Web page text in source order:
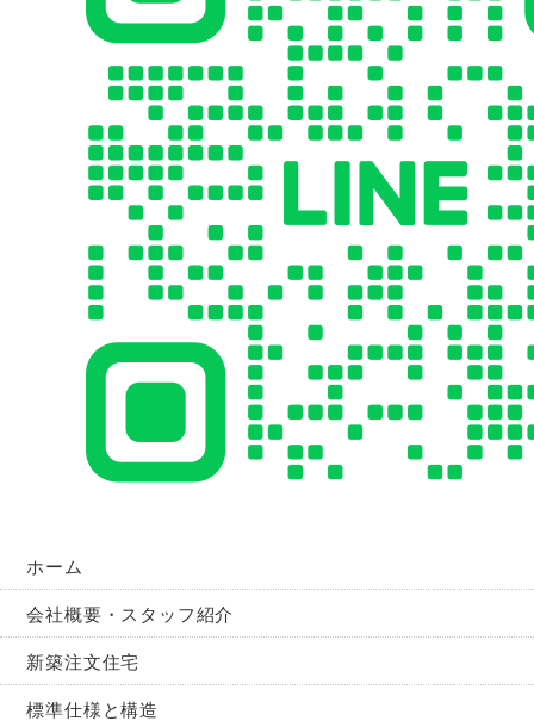
ホーム
会社概要・スタッフ紹介
新築注文住宅
標準仕様と構造